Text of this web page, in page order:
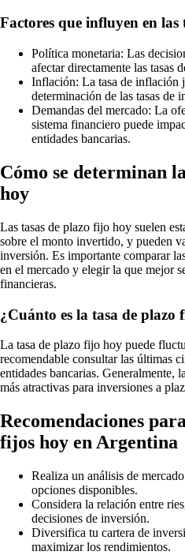
Factores que influyen en
Política monetaria: Las
afectar directamente las tasas
Inflación: La tasa de inflación
determinación de las tasas de
Demandas del mercado: La
sistema financiero puede
entidades bancarias.
Cómo se determinan
hoy
Las tasas de plazo fijo hoy suelen
sobre el monto invertido, y pueden
inversión. Es importante comparar
en el mercado y elegir la que mejor
financieras.
¿Cuánto es la tasa de plazo
La tasa de plazo fijo hoy puede
recomendable consultar las últimas
entidades bancarias. Generalmente,
más atractivas para inversiones a
Recomendaciones
fijos hoy en Argentina
Realiza un análisis de
opciones disponibles.
Considera la relación entre
decisiones de inversión.
Diversifica tu cartera de
maximizar los rendimientos.